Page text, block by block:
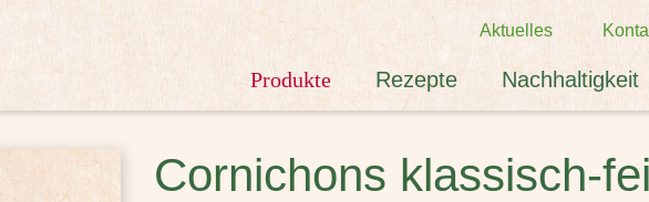
Aktuelles
Produkte Rezepte Nachhaltigkeit
Cornichons klassisch-